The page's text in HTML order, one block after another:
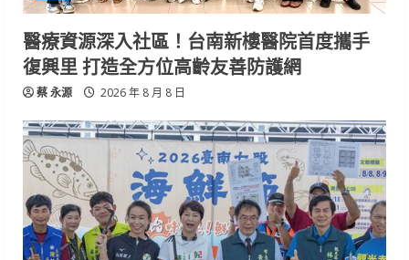
醫療資源深入社區！台南新樓醫院首度攜手
復興里 打造全方位高齡友善防護網
蔡 永源 2026 年 8 月 8 日